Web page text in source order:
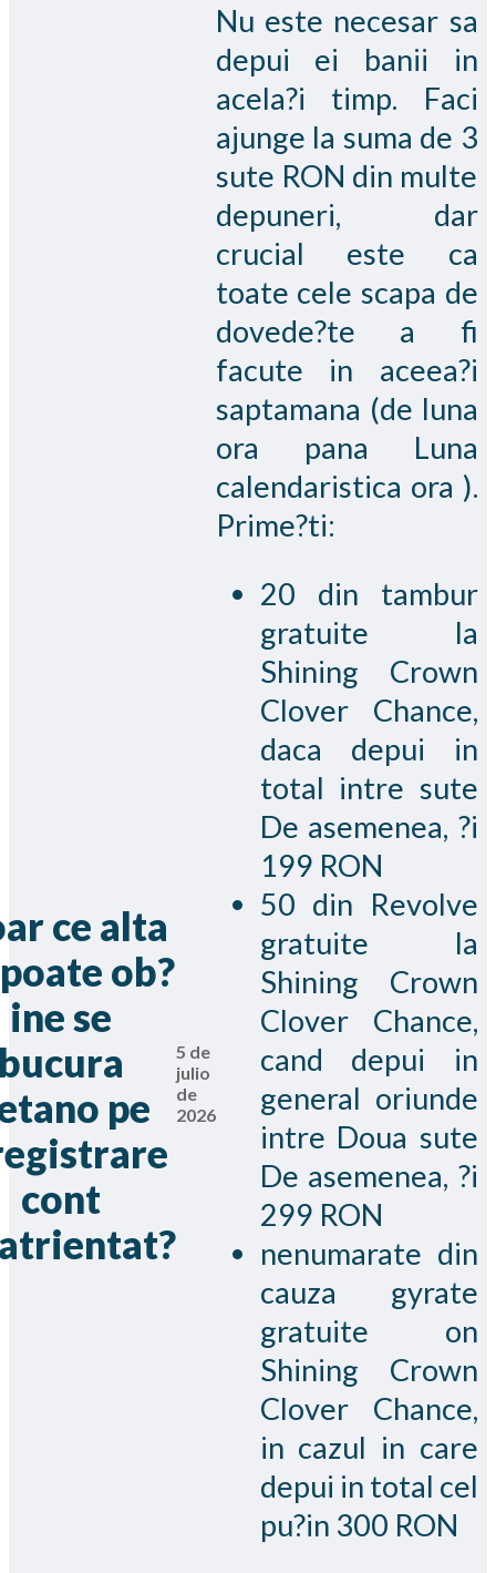
ce alta
ob?
ine se
pe
cont
5 de
julio
de
2026
Nu este necesar sa
depui ei banii in
acela?i timp. Faci
ajunge la suma de 3
sute RON din multe
depuneri, dar
crucial este ca
toate cele scapa de
dovede?te a fi
facute in aceea?i
saptamana (de luna
ora pana Luna
calendaristica ora ).
Prime?ti:
20 din tambur
gratuite la
Shining Crown
Clover Chance,
daca depui in
total intre sute
De asemenea, ?i
199 RON
50 din Revolve
gratuite la
Shining Crown
Clover Chance,
cand depui in
general oriunde
intre Doua sute
De asemenea, ?i
299 RON
nenumarate din
cauza gyrate
gratuite on
Shining Crown
Clover Chance,
in cazul in care
depui in total cel
pu?in 300 RON